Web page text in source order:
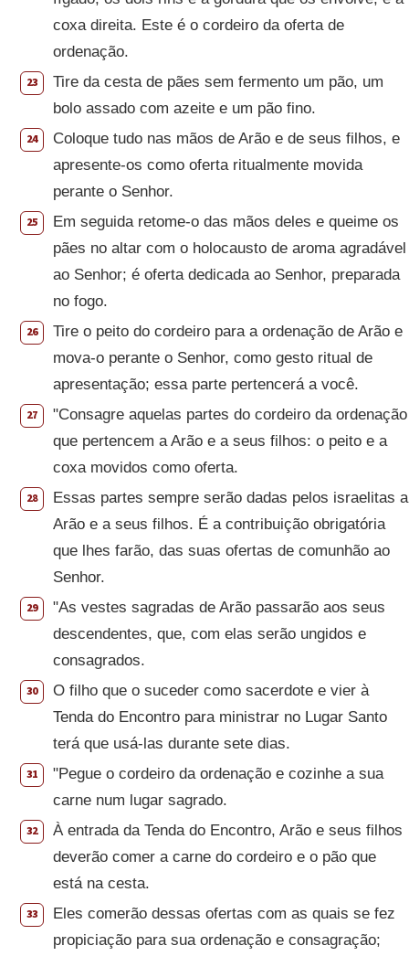
coxa direita. Este é o cordeiro da oferta de
ordenação.
23
Tire da cesta de pães sem fermento um pão, um
bolo assado com azeite e um pão fino.
24
Coloque tudo nas mãos de Arão e de seus filhos, e
apresente-os como oferta ritualmente movida
perante o Senhor.
25
Em seguida retome-o das mãos deles e queime os
pães no altar com o holocausto de aroma agradável
ao Senhor; é oferta dedicada ao Senhor, preparada
no fogo.
26
Tire o peito do cordeiro para a ordenação de Arão e
mova-o perante o Senhor, como gesto ritual de
apresentação; essa parte pertencerá a você.
27
"Consagre aquelas partes do cordeiro da ordenação
que pertencem a Arão e a seus filhos: o peito e a
coxa movidos como oferta.
28
Essas partes sempre serão dadas pelos israelitas a
Arão e a seus filhos. É a contribuição obrigatória
que lhes farão, das suas ofertas de comunhão ao
Senhor.
29
"As vestes sagradas de Arão passarão aos seus
descendentes, que, com elas serão ungidos e
consagrados.
30
O filho que o suceder como sacerdote e vier à
Tenda do Encontro para ministrar no Lugar Santo
terá que usá-las durante sete dias.
31
"Pegue o cordeiro da ordenação e cozinhe a sua
carne num lugar sagrado.
32
À entrada da Tenda do Encontro, Arão e seus filhos
deverão comer a carne do cordeiro e o pão que
está na cesta.
33
Eles comerão dessas ofertas com as quais se fez
propiciação para sua ordenação e consagração;